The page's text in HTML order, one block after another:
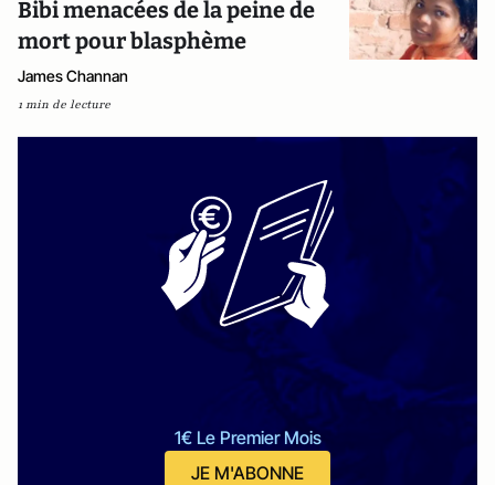
Bibi menacées de la peine de
mort pour blasphème
James Channan
1 min de lecture
1€ Le Premier Mois
JE M'ABONNE